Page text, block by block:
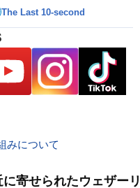
The Last 10-second
みについて
寄せられたウェザー